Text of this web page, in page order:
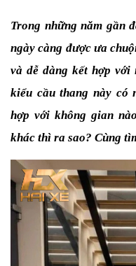
Trong những năm gần
ngày càng được ưa
và dễ dàng kết hợp với
kiểu cầu thang này có
hợp với không gian
khác thì ra sao? Cùng